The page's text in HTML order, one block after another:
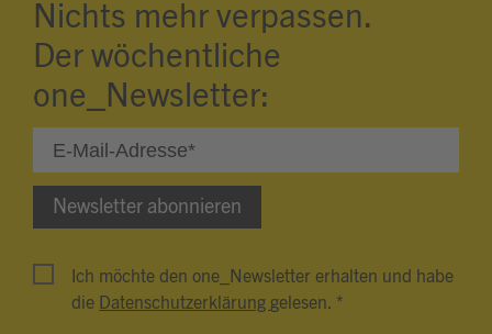
Nichts mehr verpassen.
Der wöchentliche
one_Newsletter:
Newsletter abonnieren
Ich möchte den one_Newsletter erhalten und habe
die
Datenschutzerklärung gelesen. *